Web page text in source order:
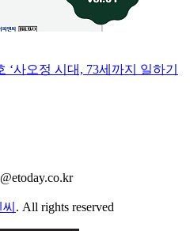
‘사오정 시대, 73세까지 일하기
. All rights reserved